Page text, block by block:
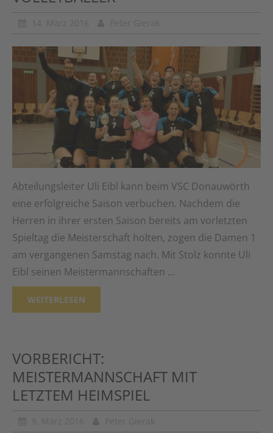
Abteilungsleiter Uli Eibl kann beim VSC Donauwörth
eine erfolgreiche Saison verbuchen. Nachdem die
Herren in ihrer ersten Saison bereits am vorletzten
Spieltag die Meisterschaft holten, zogen die Damen 1
am vergangenen Samstag nach. Mit Stolz konnte Uli
Eibl seinen Meistermannschaften …
WEITERLESEN
VORBERICHT:
MEISTERMANNSCHAFT MIT
LETZTEM HEIMSPIEL